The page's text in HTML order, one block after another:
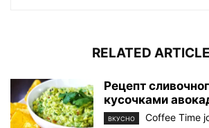
RELATED
Рецепт
кусочками
ВКУСНО Coffee Time